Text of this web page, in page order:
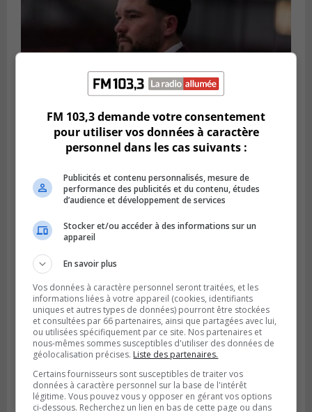
SAINT-CATHERINE
Publié le 3 août 2026 à 13h52
Martin-Olivier Cardinal change de cap et
BROSSARD
FM 103,3 demande votre consentement
pour utiliser vos données à caractère
personnel dans les cas suivants :
Publicités et contenu personnalisés, mesure de
performance des publicités et du contenu, études
d’audience et développement de services
Stocker et/ou accéder à des informations sur un
appareil
En savoir plus
Vos données à caractère personnel seront traitées, et les
informations liées à votre appareil (cookies, identifiants
uniques et autres types de données) pourront être stockées
et consultées par 66 partenaires, ainsi que partagées avec lui,
ou utilisées spécifiquement par ce site. Nos partenaires et
nous-mêmes sommes susceptibles d'utiliser des données de
géolocalisation précises. Liste des partenaires.
Certains fournisseurs sont susceptibles de traiter vos
données à caractère personnel sur la base de l'intérêt
légitime. Vous pouvez vous y opposer en gérant vos options
ci-dessous. Recherchez un lien en bas de cette page ou dans